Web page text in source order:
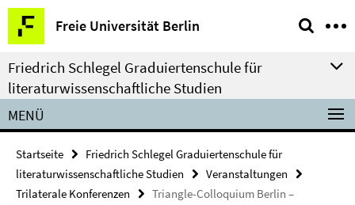
Springe
direkt
zu
Inhalt
Freie Universität Berlin
Service-
Navigation
Friedrich Schlegel Graduiertenschule für
literaturwissenschaftliche Studien
MENÜ
Startseite
Friedrich Schlegel Graduiertenschule für
literaturwissenschaftliche Studien
Veranstaltungen
Trilaterale Konferenzen
Triangle-Colloquium Berlin –